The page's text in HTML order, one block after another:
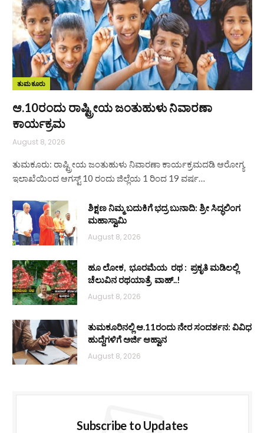
ತುಮಕೂರು
ಆ.10ರಂದು ರಾಷ್ಟ್ರೀಯ ಜಂತುಹುಳು ನಿವಾರಣಾ
ಕಾರ್ಯಕ್ರಮ
August 8, 2026
ತುಮಕೂರು: ರಾಷ್ಟ್ರೀಯ ಜಂತುಹುಳು ನಿವಾರಣಾ ಕಾರ್ಯಕ್ರಮದಡಿ ಆರೋಗ್ಯ
ಇಲಾಖೆಯಿಂದ ಆಗಸ್ಟ್ 10 ರಂದು ಜಿಲ್ಲೆಯ 1 ರಿಂದ 19 ವರ್ಷ…
ಶಿಕ್ಷಣ ನಿಮ್ಮ ಬದುಕಿಗೆ ಭದ್ರ ಬುನಾದಿ: ಶ್ರೀ ಸಿದ್ಧಲಿಂಗ
ಮಹಾಸ್ವಾಮಿ
August 8, 2026
ಹೂ ಲೋಕ, ಭೂರಮೆಯ ರಥ : ಪ್ರಕೃತಿ ಮಡಿಲಲ್ಲಿ
ಚೆಲುವಿನ ರಥಯಾತ್ರೆ ವಾಹ್..!
August 8, 2026
ತುಮಕೂರಿನಲ್ಲಿ ಆ.11ರಂದು ನೇರ ಸಂದರ್ಶನ: ವಿವಿಧ
ಹುದ್ದೆಗಳಿಗೆ ಅರ್ಜಿ ಆಹ್ವಾನ
August 8, 2026
Subscribe to Updates